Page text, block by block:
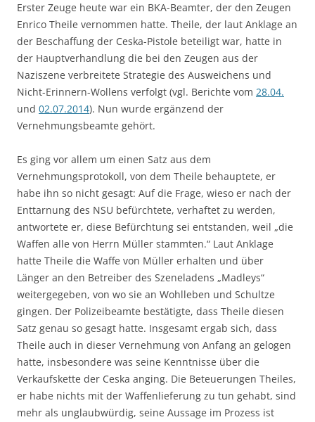
Erster Zeuge heute war ein BKA-Beamter, der den Zeugen
Enrico Theile vernommen hatte. Theile, der laut Anklage an
der Beschaffung der Ceska-Pistole beteiligt war, hatte in
der Hauptverhandlung die bei den Zeugen aus der
Naziszene verbreitete Strategie des Ausweichens und
Nicht-Erinnern-Wollens verfolgt (vgl. Berichte vom 28.04.
und 02.07.2014). Nun wurde ergänzend der
Vernehmungsbeamte gehört.
Es ging vor allem um einen Satz aus dem
Vernehmungsprotokoll, von dem Theile behauptete, er
habe ihn so nicht gesagt: Auf die Frage, wieso er nach der
Enttarnung des NSU befürchtete, verhaftet zu werden,
antwortete er, diese Befürchtung sei entstanden, weil „die
Waffen alle von Herrn Müller stammten.“ Laut Anklage
hatte Theile die Waffe von Müller erhalten und über
Länger an den Betreiber des Szeneladens „Madleys“
weitergegeben, von wo sie an Wohlleben und Schultze
gingen. Der Polizeibeamte bestätigte, dass Theile diesen
Satz genau so gesagt hatte. Insgesamt ergab sich, dass
Theile auch in dieser Vernehmung von Anfang an gelogen
hatte, insbesondere was seine Kenntnisse über die
Verkaufskette der Ceska anging. Die Beteuerungen Theiles,
er habe nichts mit der Waffenlieferung zu tun gehabt, sind
mehr als unglaubwürdig, seine Aussage im Prozess ist